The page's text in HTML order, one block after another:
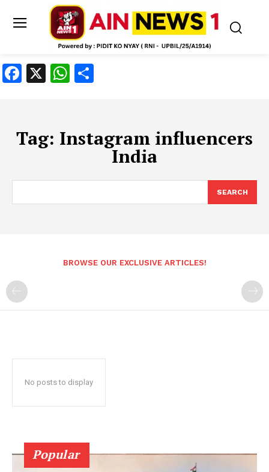
Facebook
X WhatsApp
Tag: Instagram influencers
India
SEARCH
BROWSE OUR EXCLUSIVE ARTICLES!
No posts to display
Popular